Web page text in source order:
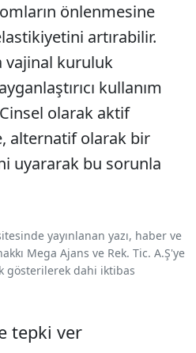
önlenmesine
artırabilir.
vajinal kuruluk
kullanım
olarak aktif
alternatif olarak bir
uyararak bu sorunla
yayınlanan yazı, haber ve
Mega Ajans ve Rek. Tic. A.Ş'ye
gösterilerek dahi iktibas
tepki ver